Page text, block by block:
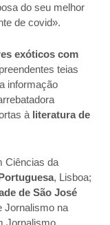
do seu melhor
de covid».
exóticos com
teias
informação
à literatura de
Ciências da
, Lisboa;
de São José
Jornalismo na
Jornalismo